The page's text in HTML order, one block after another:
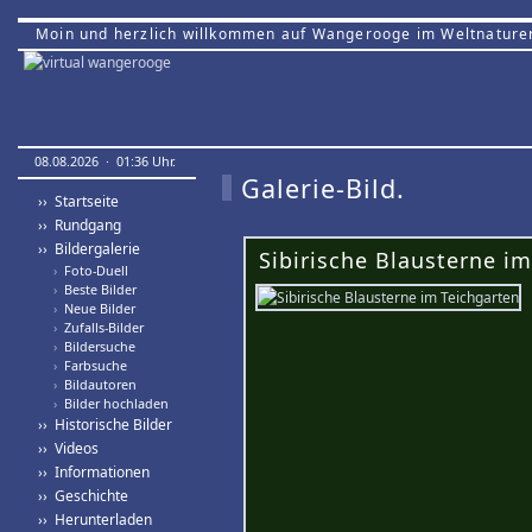
Moin und herzlich willkommen auf Wangerooge im
08.08.2026 · 01:36 Uhr.
›› Startseite
›› Rundgang
›› Bildergalerie
› Foto-Duell
› Beste Bilder
› Neue Bilder
› Zufalls-Bilder
› Bildersuche
› Farbsuche
› Bildautoren
› Bilder hochladen
›› Historische Bilder
›› Videos
›› Informationen
›› Geschichte
›› Herunterladen
Galerie-Bild.
Sibirische Blausterne